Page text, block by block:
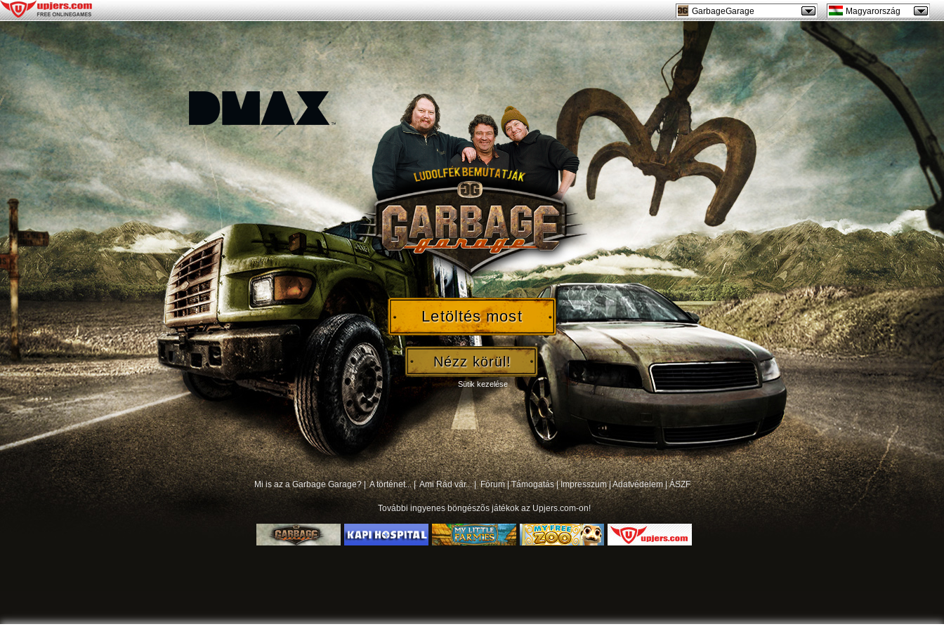
GarbageGarage Magyarország
Letöltés most
Nézz körül!
Mi is az a Garbage Garage? |A történet... |Ami Rád vár... | Fórum|Támogatás|Impresszum|Adatvédelem|ÁSZF
Továbbiingyenes böngészõs játékokaz Upjers.com-on!
Sütik kezelése